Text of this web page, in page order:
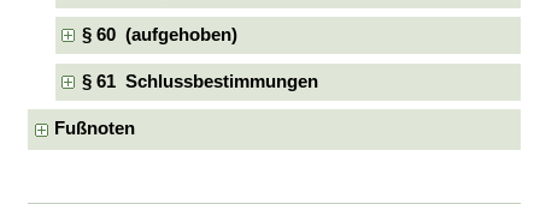
§ 60 (aufgehoben)
§ 61 Schlussbestimmungen
Fußnoten